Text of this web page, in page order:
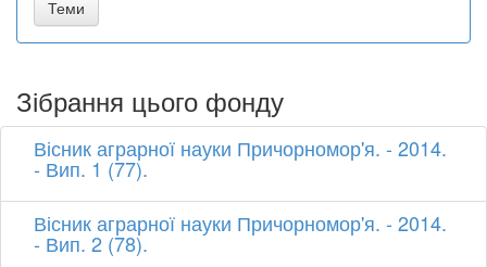
Зібрання цього фонду
Вісник аграрної науки Причорномор'я. - 2014.
- Вип. 1 (77).
Вісник аграрної науки Причорномор'я. - 2014.
- Вип. 2 (78).